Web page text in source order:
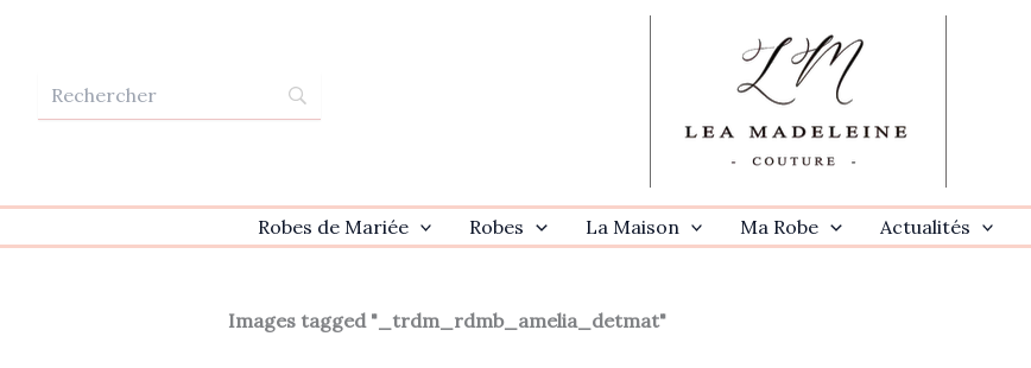
Robes de Mariée Robes La Maison Ma Robe Actualités
Images tagged "_trdm_rdmb_amelia_detmat"